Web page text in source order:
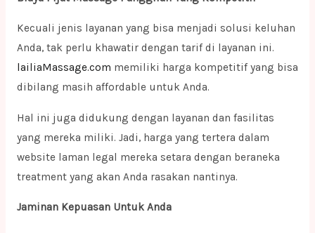
Kecuali jenis layanan yang bisa menjadi solusi keluhan
Anda, tak perlu khawatir dengan tarif di layanan ini.
lailiaMassage.com memiliki harga kompetitif yang bisa
dibilang masih affordable untuk Anda.
Hal ini juga didukung dengan layanan dan fasilitas
yang mereka miliki. Jadi, harga yang tertera dalam
website laman legal mereka setara dengan beraneka
treatment yang akan Anda rasakan nantinya.
Jaminan Kepuasan Untuk Anda